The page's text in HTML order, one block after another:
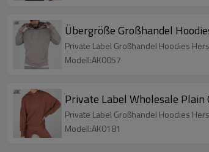
Übergröße Großhandel
Private Label Großhandel Hoodies
Modell:AK0057
Private Label Wholesale
Private Label Großhandel Hoodies
Modell:AK0181